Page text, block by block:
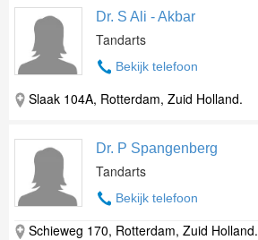
Dr. S Ali - Akbar
Tandarts
Bekijk telefoon
Slaak 104A, Rotterdam, Zuid Holland.
Dr. P Spangenberg
Tandarts
Bekijk telefoon
Schieweg 170, Rotterdam, Zuid Holland.